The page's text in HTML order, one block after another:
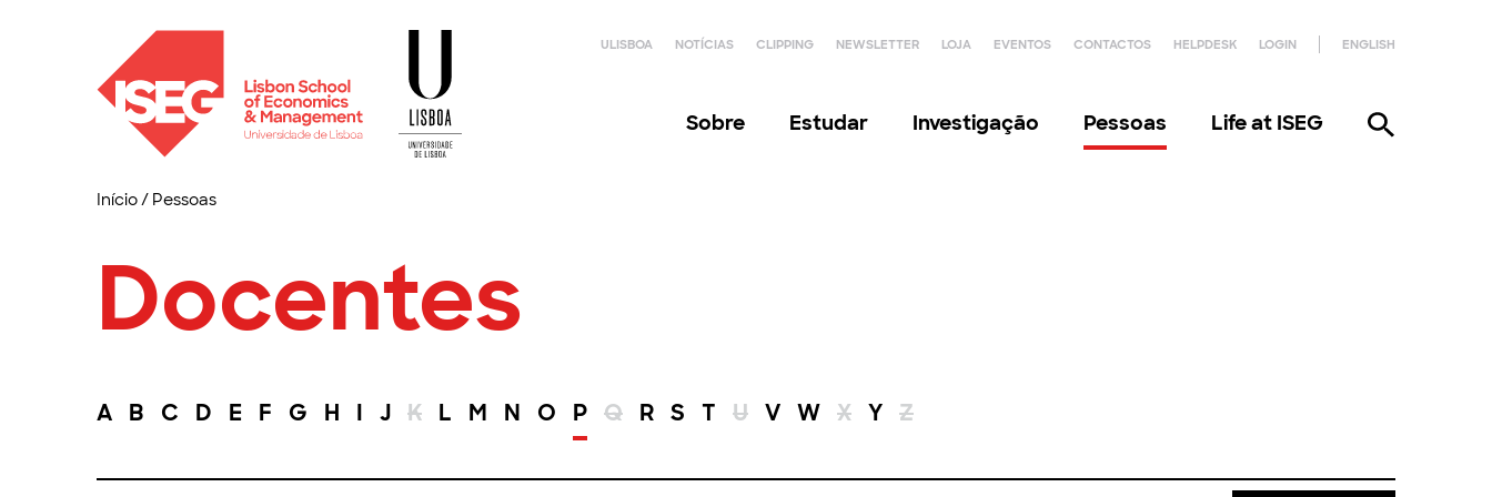
ULISBOA NOTÍCIAS CLIPPING NEWSLETTER LOJA EVENTOS CONTACTOS HELPDESK LOGIN ENGLISH
Sobre Estudar Investigação Pessoas Life at ISEG
Início/ Pessoas
Docentes
A B C D E F G H I J K L M N O P Q R S T U V W X Y Z